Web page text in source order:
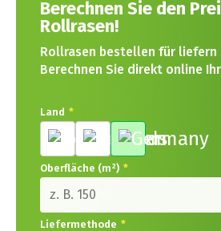
Berechnen Sie den
Rollrasen!
Rollrasen bestellen für liefern
Berechnen Sie direkt online
Land *
Oberfläche (m²) *
Liefermethode *